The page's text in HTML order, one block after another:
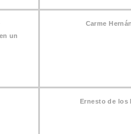
un
Carme
Ernesto de los